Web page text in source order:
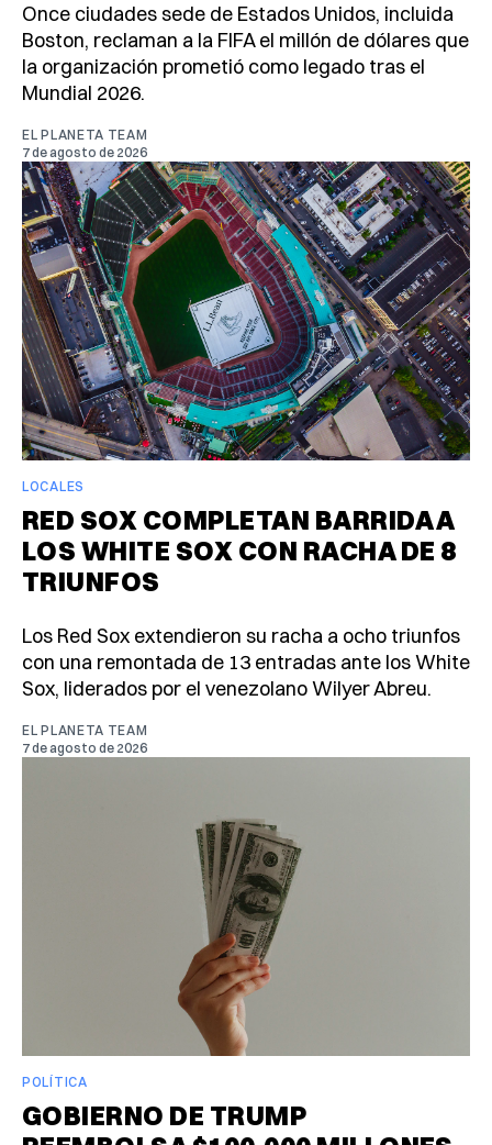
Once ciudades sede de Estados Unidos, incluida
Boston, reclaman a la FIFA el millón de dólares que
la organización prometió como legado tras el
Mundial 2026.
EL PLANETA TEAM
7 de agosto de 2026
LOCALES
RED SOX COMPLETAN BARRIDA A
LOS WHITE SOX CON RACHA DE 8
TRIUNFOS
Los Red Sox extendieron su racha a ocho triunfos
con una remontada de 13 entradas ante los White
Sox, liderados por el venezolano Wilyer Abreu.
EL PLANETA TEAM
7 de agosto de 2026
POLÍTICA
GOBIERNO DE TRUMP